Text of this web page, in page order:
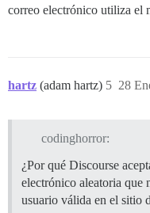
correo electrónico utiliza el
hartz (adam hartz) 28
5
codinghorror:
¿Por qué Discourse
electrónico aleatoria que
usuario válida en el sitio